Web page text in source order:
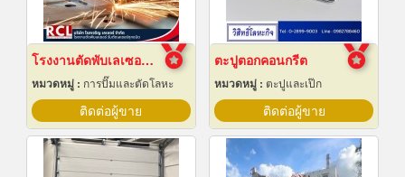
โรงงานตัดพับเลเซอร์ อยุธยา
หมวดหมู่ : การปั๊มและตัดโลหะ
ติดต่อผู้ขาย
ตะปูตอกคอนกรีต
หมวดหมู่ : ตะปูและเป๊ก
ติดต่อผู้ขาย